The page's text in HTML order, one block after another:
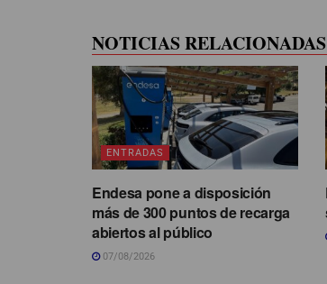
NOTICIAS RELACIONADAS
ENTRADAS
Endesa pone a disposición
más de 300 puntos de recarga
abiertos al público
07/08/2026